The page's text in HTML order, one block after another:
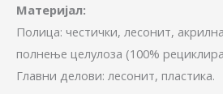
Материјал:
Полица: честички, лесонит,
полнење целулоза (100%
Главни делови: лесонит, пластика.